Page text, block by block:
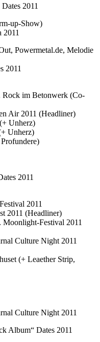
2011
up-Show)
2011
Powermetal.de, Melodie
2011
Rock im Betonwerk (Co-
Air 2011 (Headliner)
Unherz)
Unherz)
2011
2011
2011 (Headliner)
Festival 2011
Culture Night 2011
(+ Leaether Strip,
Culture Night 2011
Album“ Dates 2011